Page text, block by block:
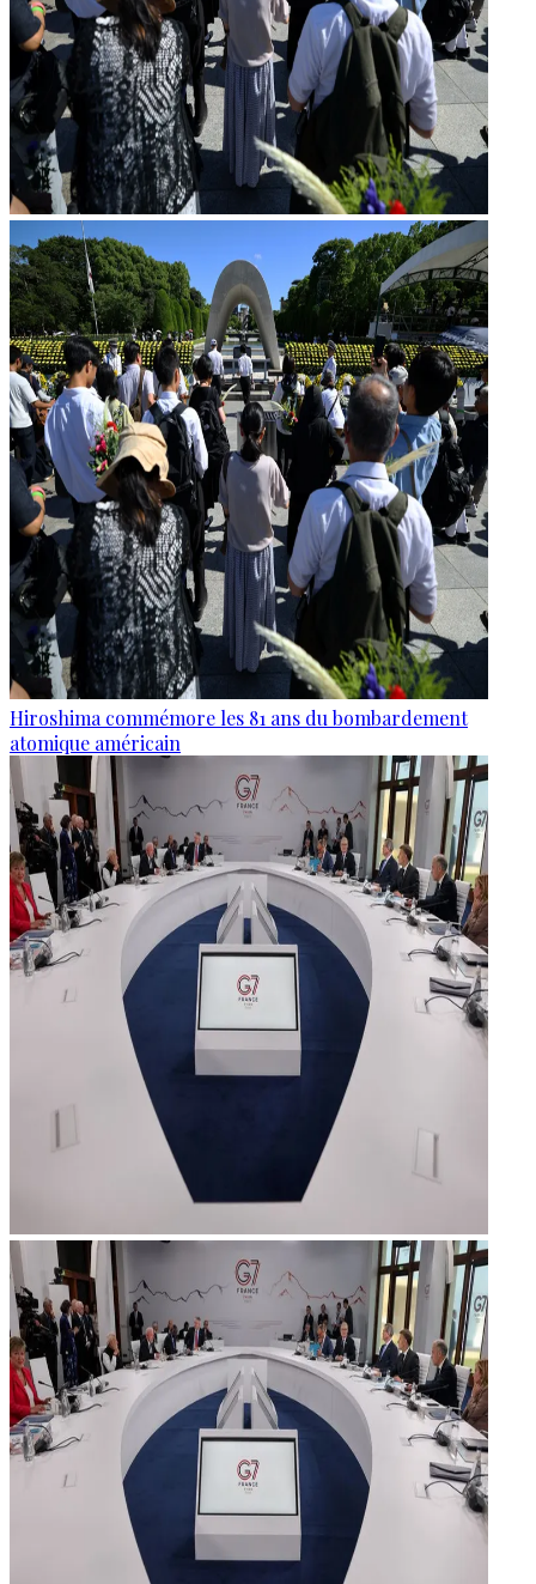
Hiroshima commémore les 81 ans du bombardement
atomique américain